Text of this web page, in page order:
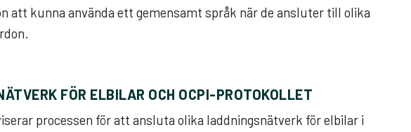
att kunna använda ett gemensamt språk när de ansluter till olika
FÖR ELBILAR OCH OCPI-PROTOKOLLET
processen för att ansluta olika laddningsnätverk för elbilar i